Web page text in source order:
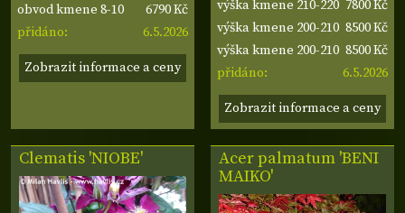
cm
obvod kmene 8-10
cm
6790 Kč
přidáno:
6.5.2026
Zobrazit informace a ceny
výška kmene 210-220
cm, obvod kmene 8-
10 cm
7800 Kč
výška kmene 200-210
cm, obvod kmene 8-
10 cm
8500 Kč
výška kmene 200-210
cm, obvod kmene 8-
10 cm
8500 Kč
přidáno:
6.5.2026
Zobrazit informace a ceny
Clematis 'NIOBE'
Acer palmatum 'BENI
MAIKO'